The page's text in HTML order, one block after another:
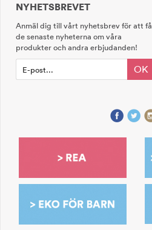
NYHETSBREVET
Anmäl dig till vårt nyhetsbrev för att få
de senaste nyheterna om våra
produkter och andra erbjudanden!
OK